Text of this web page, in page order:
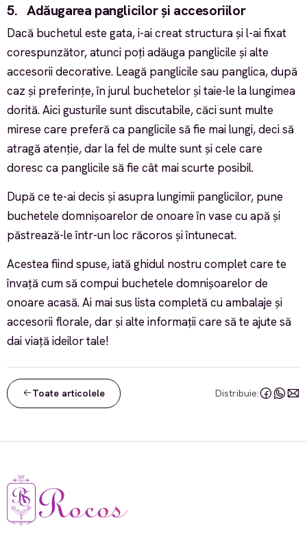
5. Adăugarea panglicilor și accesoriilor
Dacă buchetul este gata, i-ai creat structura și l-ai fixat
corespunzător, atunci poți adăuga panglicile și alte
accesorii decorative. Leagă panglicile sau panglica, după
caz și preferințe, în jurul buchetelor și taie-le la lungimea
dorită. Aici gusturile sunt discutabile, căci sunt multe
mirese care preferă ca panglicile să fie mai lungi, deci să
atragă atenție, dar la fel de multe sunt și cele care
doresc ca panglicile să fie cât mai scurte posibil.
După ce te-ai decis și asupra lungimii panglicilor, pune
buchetele domnișoarelor de onoare în vase cu apă și
păstrează-le într-un loc răcoros și întunecat.
Acestea fiind spuse, iată ghidul nostru complet care te
învață cum să compui buchetele domnișoarelor de
onoare acasă. Ai mai sus lista completă cu ambalaje și
accesorii florale, dar și alte informații care să te ajute să
dai viață ideilor tale!
Toate articolele Distribuie: